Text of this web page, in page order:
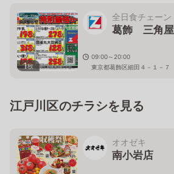
1枚
全日食チェーン
葛飾 三角屋
09:00～20:00
東京都葛飾区細田４－１－７
江戸川区のチラシを見る
オオゼキ
南小岩店